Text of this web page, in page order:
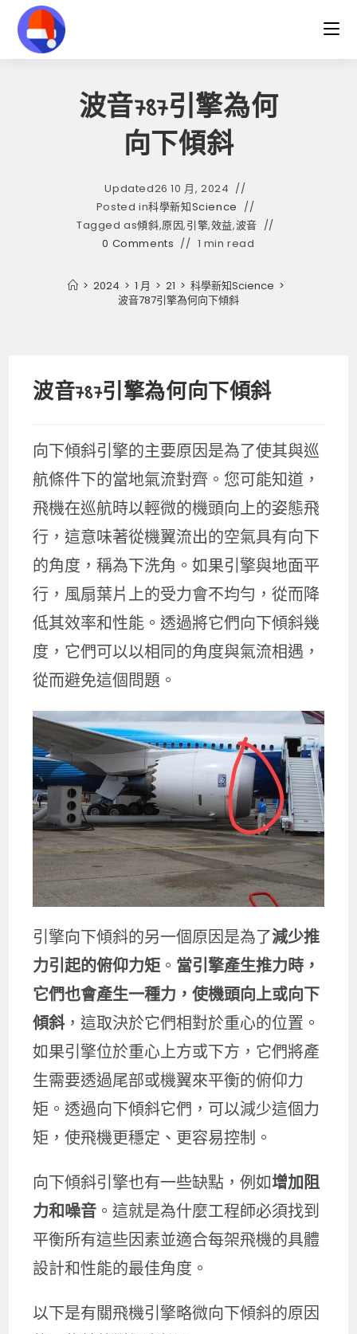
content
波音787引擎為何
向下傾斜
Updated26 10 月, 2024
Posted in科學新知Science
Tagged as傾斜,原因,引擎,效益,波音
0 Comments
1 min read
> 2024 > 1 月 > 21 > 科學新知Science >
波音787引擎為何向下傾斜
波音787引擎為何向下傾斜
向下傾斜引擎的主要原因是為了使其與巡
航條件下的當地氣流對齊。您可能知道，
飛機在巡航時以輕微的機頭向上的姿態飛
行，這意味著從機翼流出的空氣具有向下
的角度，稱為下洗角。如果引擎與地面平
行，風扇葉片上的受力會不均勻，從而降
低其效率和性能。透過將它們向下傾斜幾
度，它們可以以相同的角度與氣流相遇，
從而避免這個問題。
引擎向下傾斜的另一個原因是為了減少推
力引起的俯仰力矩 。 當引擎產生推力時，
它們也會產生一種力，使機頭向上或向下
傾斜，這取決於它們相對於重心的位置。
如果引擎位於重心上方或下方，它們將產
生需要透過尾部或機翼來平衡的俯仰力
矩。透過向下傾斜它們，可以減少這個力
矩，使飛機更穩定、更容易控制。
向下傾斜引擎也有一些缺點，例如增加阻
力和噪音 。這就是為什麼工程師必須找到
平衡所有這些因素並適合每架飛機的具體
設計和性能的最佳角度。
以下是有關飛機引擎略微向下傾斜的原因